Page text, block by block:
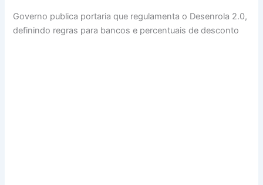
Governo publica portaria que regulamenta o Desenrola 2.0,
definindo regras para bancos e percentuais de desconto